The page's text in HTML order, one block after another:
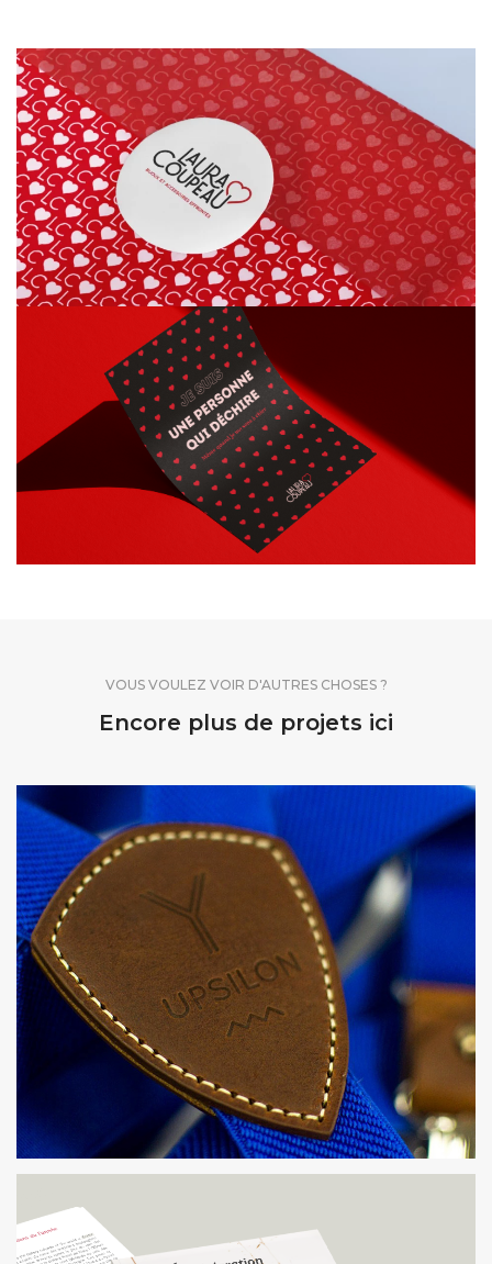
VOUS VOULEZ VOIR D'AUTRES CHOSES ?
Encore plus de projets ici
CRÉATION DE L'IDENTITÉ